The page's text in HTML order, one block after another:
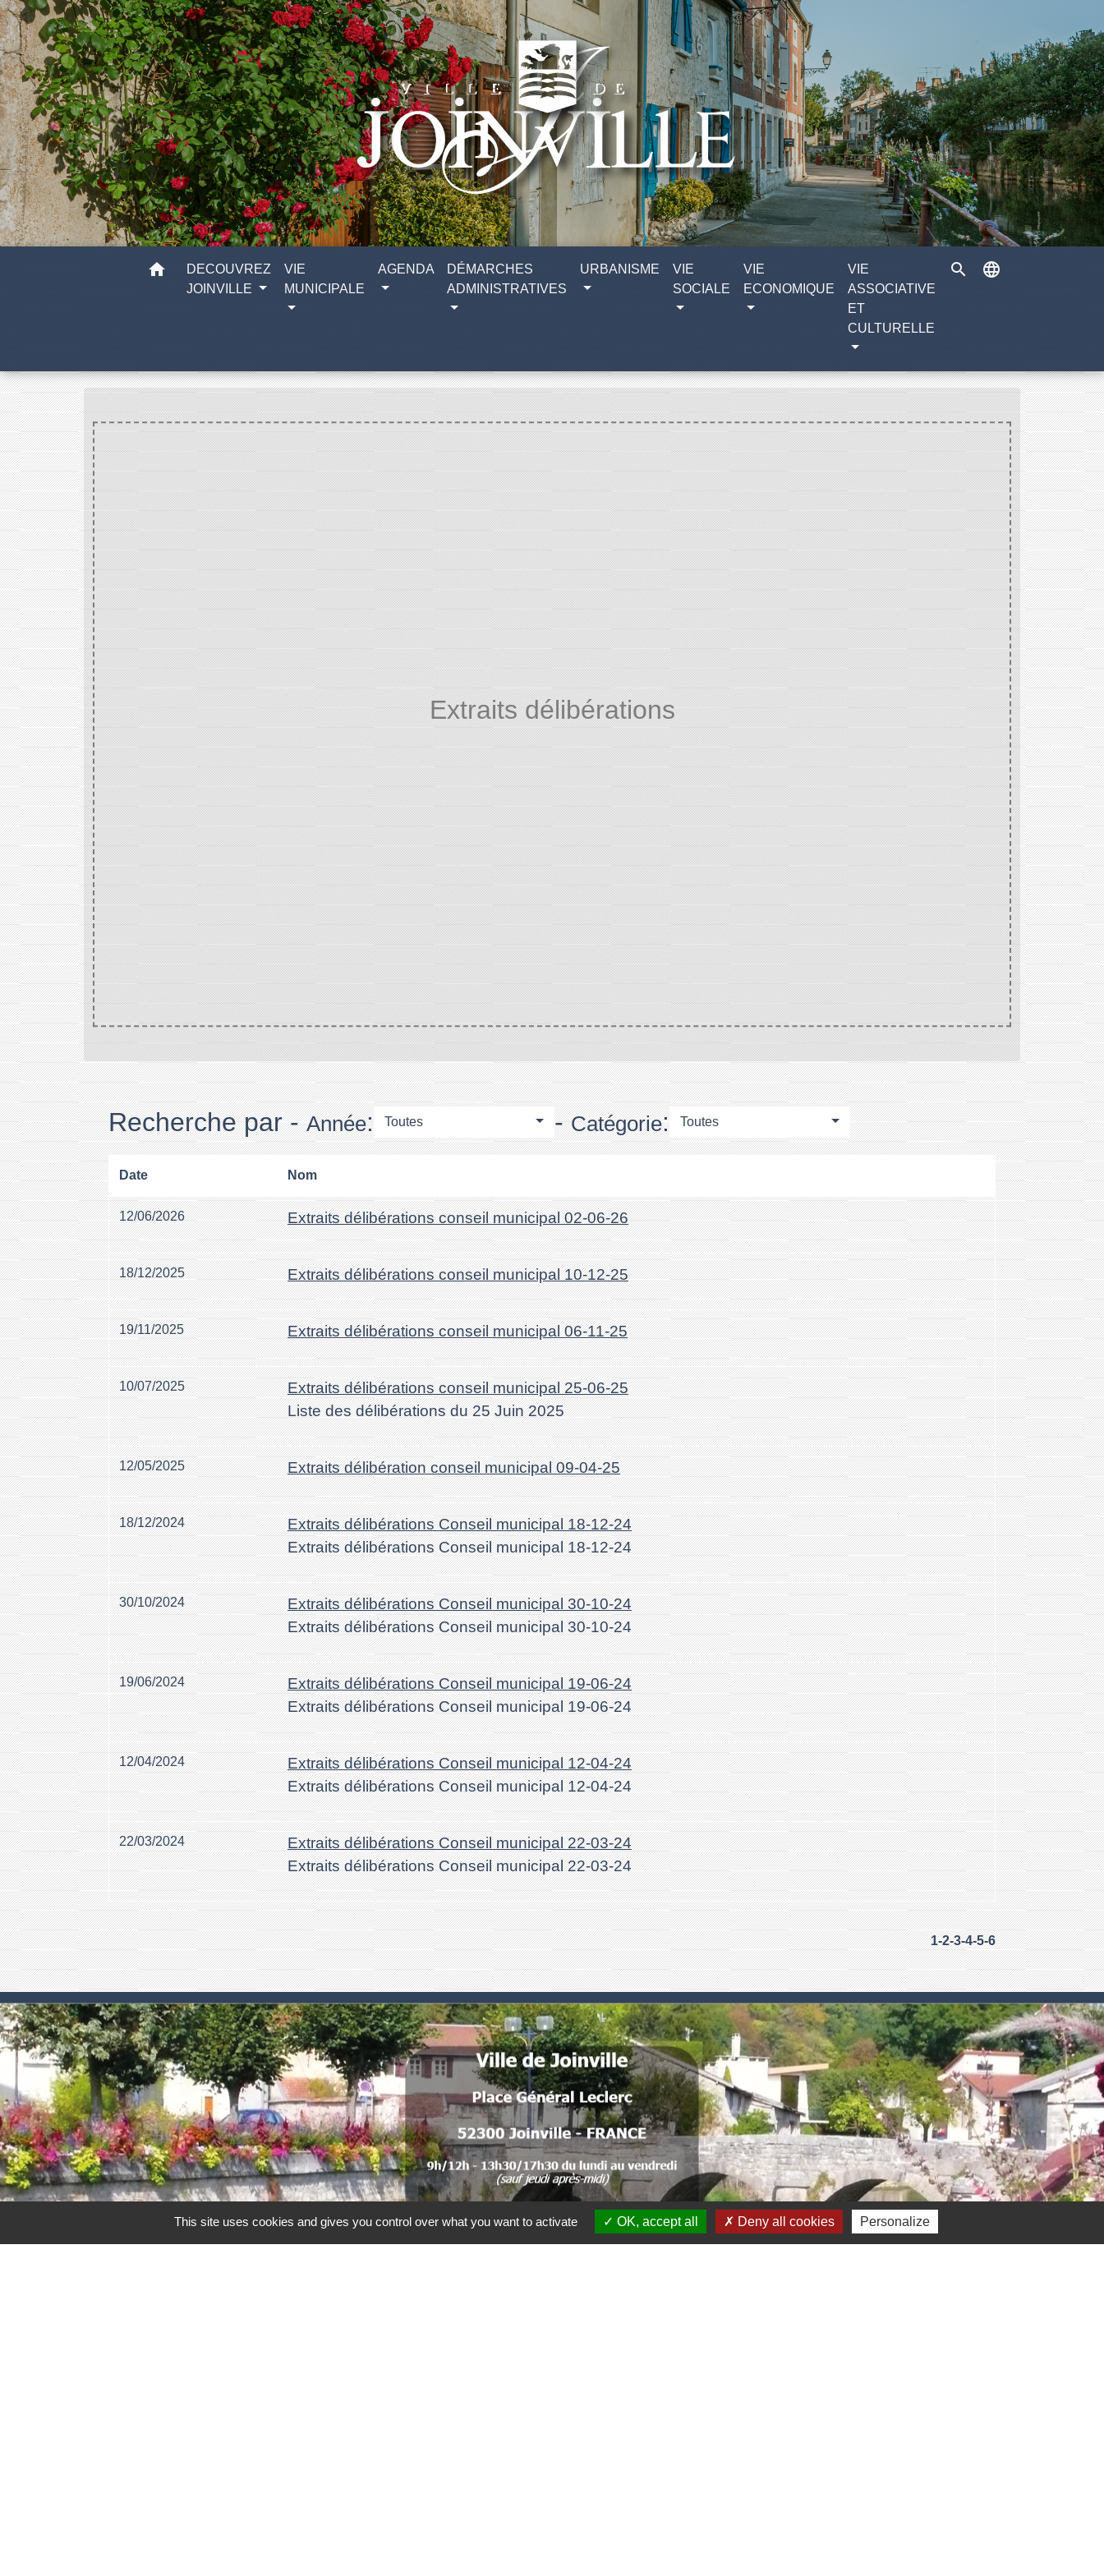
home
DECOUVREZ
JOINVILLE
VIE
MUNICIPALE
AGENDA
DÉMARCHES
ADMINISTRATIVES
URBANISME
VIE
SOCIALE
VIE
ECONOMIQUE
VIE
ASSOCIATIVE
ET
CULTURELLE
search language
Extraits délibérations
Recherche par -Année: Toutes -Catégorie: Toutes
Date Nom
12/06/2026 Extraits délibérations conseil municipal 02-06-26
18/12/2025 Extraits délibérations conseil municipal 10-12-25
19/11/2025 Extraits délibérations conseil municipal 06-11-25
10/07/2025
Extraits délibérations conseil municipal 25-06-25
Liste des délibérations du 25 Juin 2025
12/05/2025 Extraits délibération conseil municipal 09-04-25
18/12/2024
Extraits délibérations Conseil municipal 18-12-24
Extraits délibérations Conseil municipal 18-12-24
30/10/2024
Extraits délibérations Conseil municipal 30-10-24
Extraits délibérations Conseil municipal 30-10-24
19/06/2024
Extraits délibérations Conseil municipal 19-06-24
Extraits délibérations Conseil municipal 19-06-24
12/04/2024
Extraits délibérations Conseil municipal 12-04-24
Extraits délibérations Conseil municipal 12-04-24
22/03/2024
Extraits délibérations Conseil municipal 22-03-24
Extraits délibérations Conseil municipal 22-03-24
1-2-3-4-5-6
Numéros utiles
Commune de Joinville
Place Général Leclerc
52300 Joinville - FRANCE
. . .
. .
. . .
This site uses cookies and gives you control over what you want to activate OK, accept all Deny all cookies Personalize